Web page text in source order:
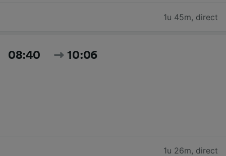
1u 45m, direct
08:40 10:06
1u 26m, direct